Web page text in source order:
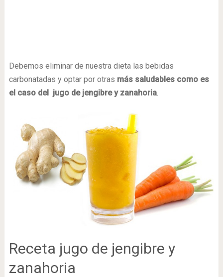
Debemos eliminar de nuestra dieta las bebidas
carbonatadas y optar por otras más saludables como es
el caso del jugo de jengibre y zanahoria.
Receta jugo de jengibre y
zanahoria